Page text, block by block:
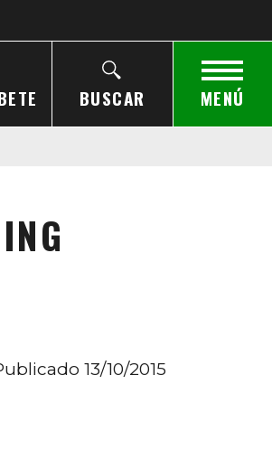
BUSCAR MENÚ
13/10/2015